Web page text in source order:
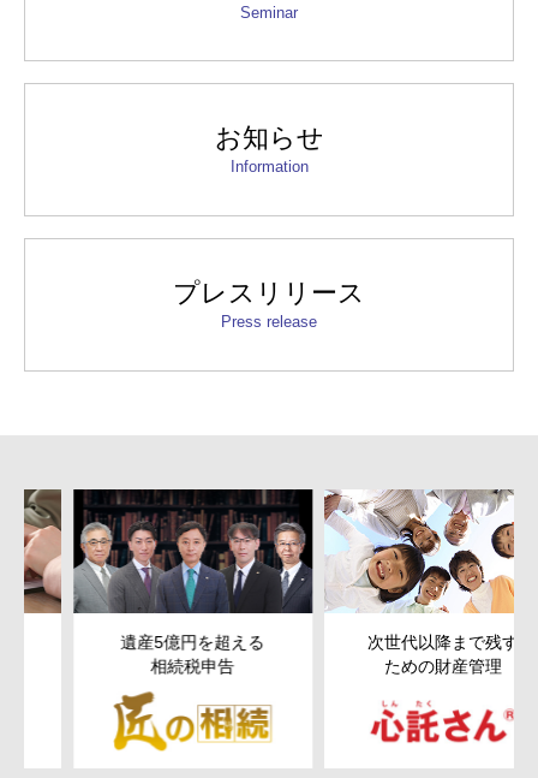
Seminar
お知らせ
Information
プレスリリース
Press release
遺産5億円を超える
相続税申告
次世代以降まで残す
ための財産管理